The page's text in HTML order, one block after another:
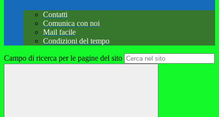
Contatti
Comunica con noi
Mail facile
Condizioni del tempo
Campo di ricerca per le pagine del sito